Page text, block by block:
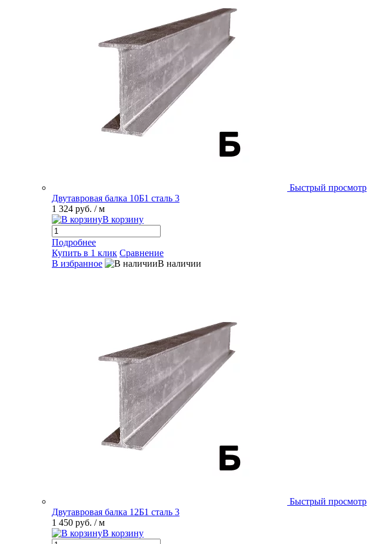
Быстрый просмотр
Двутавровая балка 10Б1 сталь 3
1 324 руб. / м
В корзину
Подробнее
Купить в 1 клик Сравнение
В избранное
В наличии
Быстрый просмотр
Двутавровая балка 12Б1 сталь 3
1 450 руб. / м
В корзину